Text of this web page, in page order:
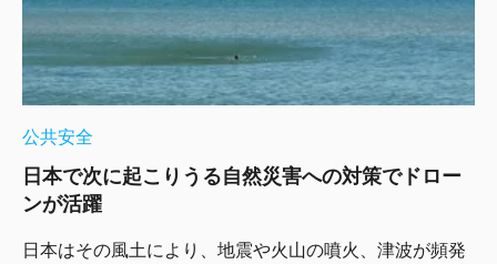
公共安全
日本で次に起こりうる自然災害への対策でドロー
ンが活躍
日本はその風土により、地震や火山の噴火、津波が頻発